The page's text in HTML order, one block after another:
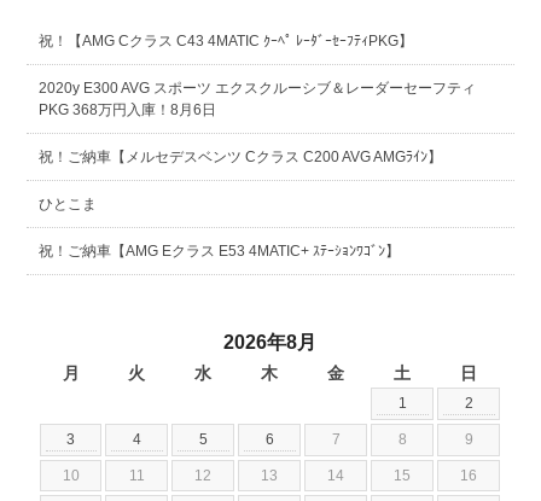
祝！【AMG Cクラス C43 4MATIC ｸｰﾍﾟ ﾚｰﾀﾞｰｾｰﾌﾃｨPKG】
2020y E300 AVG スポーツ エクスクルーシブ＆レーダーセーフティ
PKG 368万円入庫！8月6日
祝！ご納車【メルセデスベンツ Cクラス C200 AVG AMGﾗｲﾝ】
ひとこま
祝！ご納車【AMG Eクラス E53 4MATIC+ ｽﾃｰｼｮﾝﾜｺﾞﾝ】
2026年8月
月 火 水 木 金 土 日
1 2
3 4 5 6 7 8 9
10 11 12 13 14 15 16